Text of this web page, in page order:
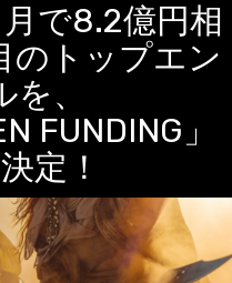
で8.2億円相
のトップエン
、
FUNDING」
定！